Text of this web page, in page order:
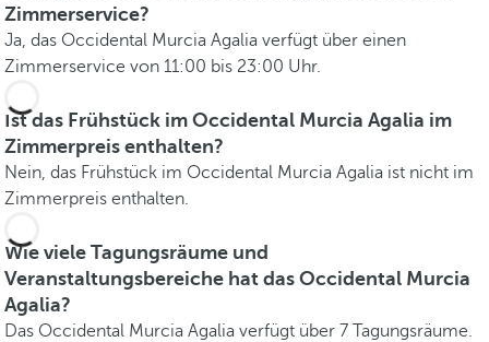
Zimmerservice?
Ja, das Occidental Murcia Agalia verfügt über einen
Zimmerservice von 11:00 bis 23:00 Uhr.
Ist das Frühstück im Occidental Murcia Agalia im
Zimmerpreis enthalten?
Nein, das Frühstück im Occidental Murcia Agalia ist nicht im
Zimmerpreis enthalten.
Wie viele Tagungsräume und
Veranstaltungsbereiche hat das Occidental Murcia
Agalia?
Das Occidental Murcia Agalia verfügt über 7 Tagungsräume.